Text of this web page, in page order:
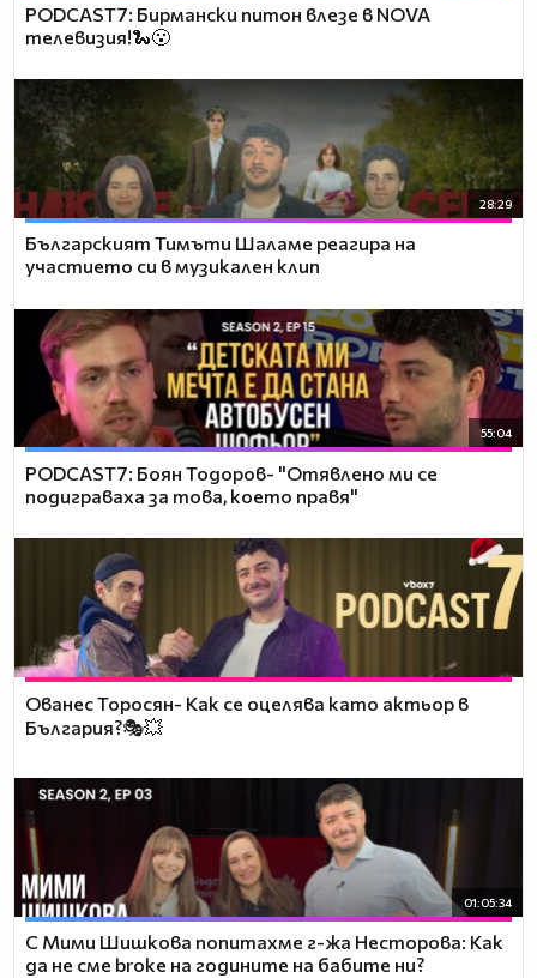
PODCAST7: Бирмански питон влезе в NOVA
телевизия!🐍😮
28:29
Българският Тимъти Шаламе реагира на
участието си в музикален клип
55:04
PODCAST7: ‪Боян Тодоров- "Отявлено ми се
подиграваха за това, което правя"
Ованес Торосян- Как се оцелява като актьор в
България?🎭💥
01:05:34
С Мими Шишкова попитахме г-жа Несторова: Как
да не сме broke на годините на бабите ни?